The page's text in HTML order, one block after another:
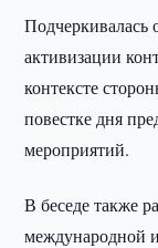
Подчеркивалась
активизации
контексте
повестке дня
мероприятий.
В беседе также
международной